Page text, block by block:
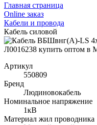
Главная страница
Оnline заказ
Кабели и провода
Кабель силовой
Артикул
550809
Бренд
Людиновокабель
Номинальное напряжение
1кВ
Материал жил проводника